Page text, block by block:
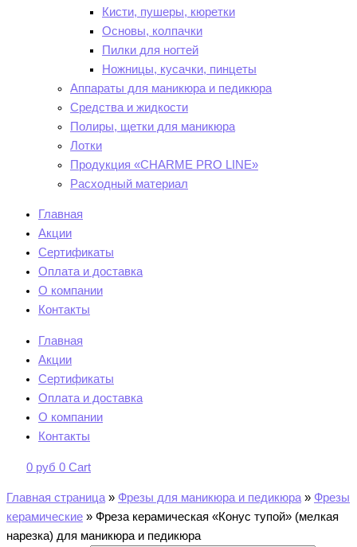
Кисти, пушеры, кюретки
Основы, колпачки
Пилки для ногтей
Ножницы, кусачки, пинцеты
Аппараты для маникюра и педикюра
Средства и жидкости
Полиры, щетки для маникюра
Лотки
Продукция «CHARME PRO LINE»
Расходный материал
Главная
Акции
Сертификаты
Оплата и доставка
О компании
Контакты
Главная
Акции
Сертификаты
Оплата и доставка
О компании
Контакты
0 руб 0 Cart
Главная страница» Фрезы для маникюра и педикюра» Фрезы
керамические » Фреза керамическая «Конус тупой» (мелкая
нарезка) для маникюра и педикюра